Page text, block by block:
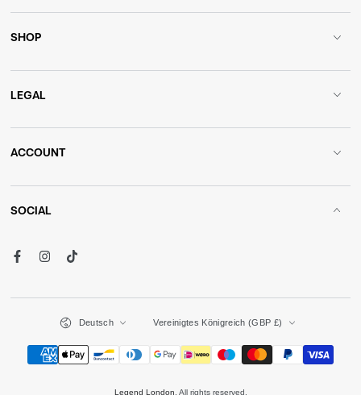
SHOP
LEGAL
ACCOUNT
SOCIAL
FacebookInstagramTikTok
Legend London . All rights reserved.
Deutsch Vereinigtes Königreich (GBP £)
Zahlungsmöglichkeiten